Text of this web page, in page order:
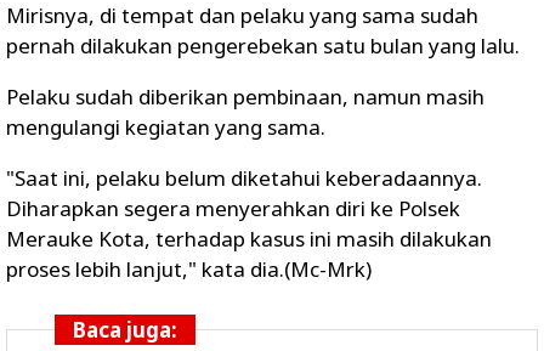
Mirisnya, di tempat dan pelaku yang sama sudah
pernah dilakukan pengerebekan satu bulan yang lalu.
Pelaku sudah diberikan pembinaan, namun masih
mengulangi kegiatan yang sama.
"Saat ini, pelaku belum diketahui keberadaannya.
Diharapkan segera menyerahkan diri ke Polsek
Merauke Kota, terhadap kasus ini masih dilakukan
proses lebih lanjut," kata dia.(Mc-Mrk)
Baca juga: